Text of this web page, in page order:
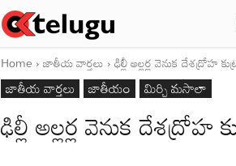
Home జాతీయ వార్తలు ఢిల్లీ అల్లర్ల వెనుక దేశద్రోహ
జాతీయ వార్తలు జాతీయం మిర్చి మసాలా
ఢిల్లీ అల్లర్ల వెనుక దేశద్రోహ